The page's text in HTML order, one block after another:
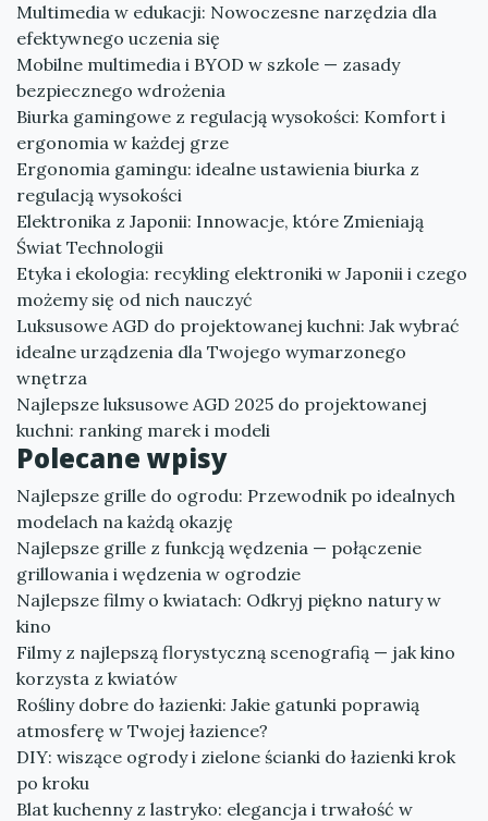
Multimedia w edukacji: Nowoczesne narzędzia dla
efektywnego uczenia się
Mobilne multimedia i BYOD w szkole — zasady
bezpiecznego wdrożenia
Biurka gamingowe z regulacją wysokości: Komfort i
ergonomia w każdej grze
Ergonomia gamingu: idealne ustawienia biurka z
regulacją wysokości
Elektronika z Japonii: Innowacje, które Zmieniają
Świat Technologii
Etyka i ekologia: recykling elektroniki w Japonii i czego
możemy się od nich nauczyć
Luksusowe AGD do projektowanej kuchni: Jak wybrać
idealne urządzenia dla Twojego wymarzonego
wnętrza
Najlepsze luksusowe AGD 2025 do projektowanej
kuchni: ranking marek i modeli
Polecane wpisy
Najlepsze grille do ogrodu: Przewodnik po idealnych
modelach na każdą okazję
Najlepsze grille z funkcją wędzenia — połączenie
grillowania i wędzenia w ogrodzie
Najlepsze filmy o kwiatach: Odkryj piękno natury w
kino
Filmy z najlepszą florystyczną scenografią — jak kino
korzysta z kwiatów
Rośliny dobre do łazienki: Jakie gatunki poprawią
atmosferę w Twojej łazience?
DIY: wiszące ogrody i zielone ścianki do łazienki krok
po kroku
Blat kuchenny z lastryko: elegancja i trwałość w